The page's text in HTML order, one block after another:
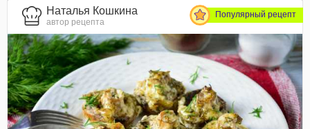
Наталья Кошкина
автор рецепта
Популярный рецепт